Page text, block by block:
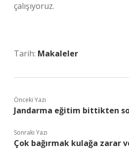
çalışıyoruz.
Tarih: Makaleler
Önceki Yazı
Jandarma eğitim bittikten
Sonraki Yazı
Çok bağırmak kulağa zarar